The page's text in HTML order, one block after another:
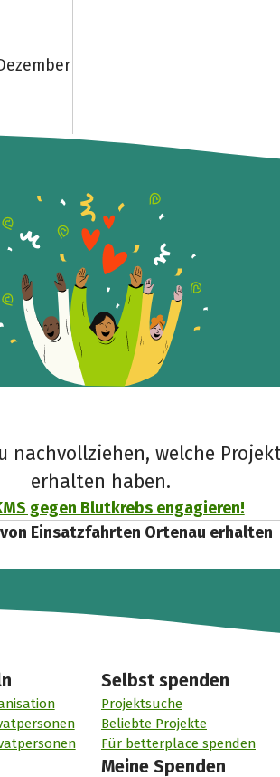
welche
erhalten haben.
gegen Blutkrebs engagieren!
Einsatzfahrten Ortenau erhalten
Selbst spenden
Projektsuche
Beliebte Projekte
Für betterplace spenden
Meine Spenden